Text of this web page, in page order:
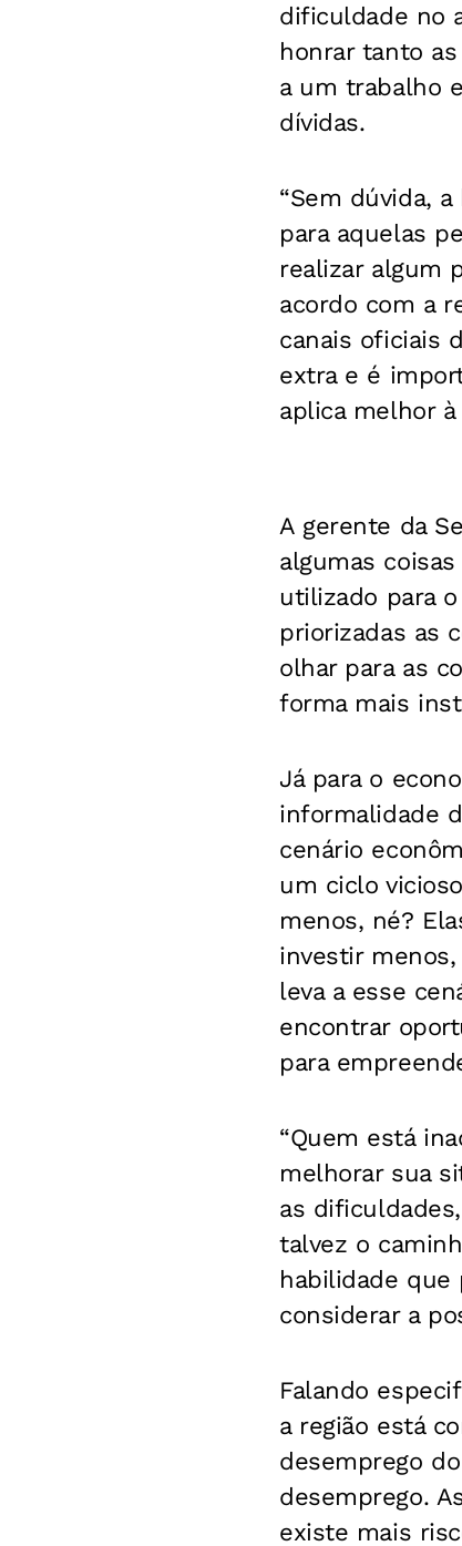
dificuldade no
honrar tanto
a um trabalho
dívidas.
“Sem dúvida,
para aquelas
realizar algum
acordo com a
canais oficiais
extra e é
aplica melhor à
A gerente da
algumas
utilizado para
priorizadas as
olhar para as
forma mais
Já para o
informalidade
cenário
um ciclo
menos, né?
investir
leva a esse
encontrar
para
“Quem está
melhorar sua
as
talvez o
habilidade que
considerar a
Falando
a região está
desemprego
desemprego.
existe mais